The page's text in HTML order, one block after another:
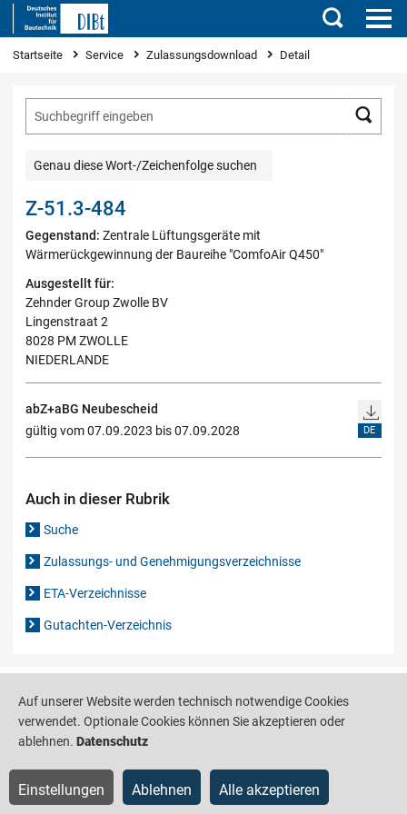
Suchen
Sie sind hier
Startseite Service Zulassungsdownload Detail
Genau diese Wort-/Zeichenfolge suchen
Z-51.3-484
Gegenstand: Zentrale Lüftungsgeräte mit
Wärmerückgewinnung der Baureihe "ComfoAir Q450"
Ausgestellt für:
Zehnder Group Zwolle BV
Lingenstraat 2
8028 PM ZWOLLE
NIEDERLANDE
abZ+aBG Neubescheid
gültig vom 07.09.2023 bis 07.09.2028
DE
Auch in dieser Rubrik
Suche
Zulassungs- und Genehmigungsverzeichnisse
ETA-Verzeichnisse
Gutachten-Verzeichnis
Barrierefreiheit Datenschutz Impressum Sitemap
Auf unserer Website werden technisch notwendige Cookies
verwendet. Optionale Cookies können Sie akzeptieren oder
ablehnen. Datenschutz
Einstellungen Ablehnen Alle akzeptieren